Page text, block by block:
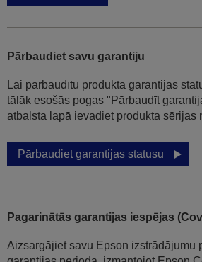
Pārbaudiet savu garantiju
Lai pārbaudītu produkta garantijas
tālāk esošās pogas "Pārbaudīt
atbalsta lapā ievadiet produkta sērijas
Pārbaudiet garantijas statusu
Pagarinātās garantijas iespējas
Aizsargājiet savu Epson izstrādājumu